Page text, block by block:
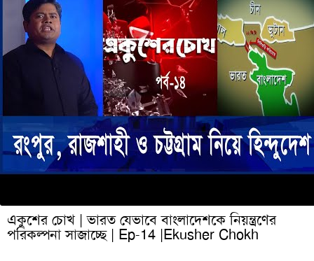
একুশের চোখ | ভারত যেভাবে বাংলাদেশকে নিয়ন্ত্রণের
পরিকল্পনা সাজাচ্ছে | Ep-14 |Ekusher Chokh